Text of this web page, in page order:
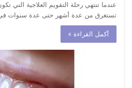
عندما تنتهي رحلة التقويم العلاجية التي
تستغرق من عدة أشهر حتى عدة سنوات
أكمل القراءة »